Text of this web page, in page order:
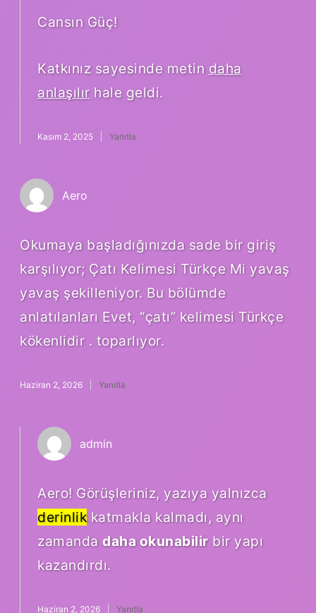
Cansın Güç!
Katkınız sayesinde metin daha
anlaşılır hale geldi.
Kasım 2, 2025 Yanıtla
Aero
Okumaya başladığınızda sade bir giriş
karşılıyor; Çatı Kelimesi Türkçe Mi yavaş
yavaş şekilleniyor. Bu bölümde
anlatılanları Evet, “çatı” kelimesi Türkçe
kökenlidir . toparlıyor.
Haziran 2, 2026 Yanıtla
admin
Aero! Görüşleriniz, yazıya yalnızca
derinlik katmakla kalmadı, aynı
zamanda daha okunabilirbir yapı
kazandırdı.
Haziran 2, 2026 Yanıtla